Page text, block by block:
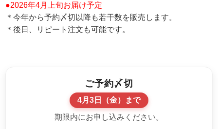
●2026年4月上旬お届け予定
＊今年から予約〆切以降も若干数を販売します。
＊後日、リピート注文も可能です。
ご予約〆切
4月3日（金）まで
期限内にお申し込みください。